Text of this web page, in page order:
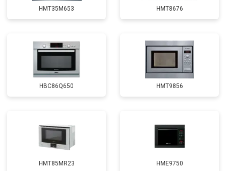
HMT35M653 HMT8676
HBC86Q650 HMT9856
HMT85MR23 HME9750